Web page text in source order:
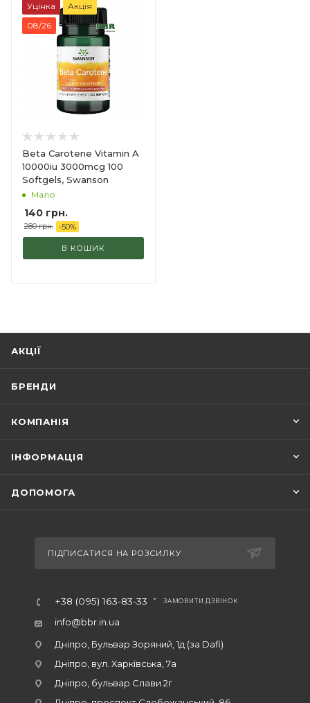
Уцінка
Акція
08/26
Beta Carotene Vitamin A
10000iu 3000mcg 100
Softgels, Swanson
Мало
140 грн.
280грн. -50%
В КОШИК
АКЦІЇ
БРЕНДИ
КОМПАНІЯ
ІНФОРМАЦІЯ
ДОПОМОГА
ПІДПИСАТИСЯ НА РОЗСИЛКУ
+38 (095) 163-83-33 ЗАМОВИТИ ДЗВІНОК
info@bbr.in.ua
Дніпро, Бульвар Зоряний, 1д (за Dafi)
Дніпро, вул. Харківська, 7а
Дніпро, бульвар Слави 2г